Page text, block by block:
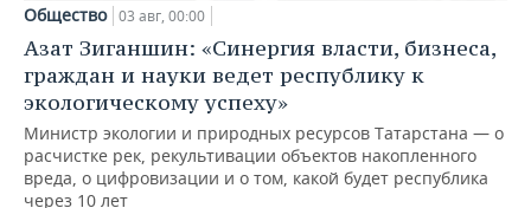
Общество 03 авг, 00:00
Азат Зиганшин: «Синергия власти, бизнеса,
граждан и науки ведет республику к
экологическому успеху»
Министр экологии и природных ресурсов Татарстана — о
расчистке рек, рекультивации объектов накопленного
вреда, о цифровизации и о том, какой будет республика
через 10 лет